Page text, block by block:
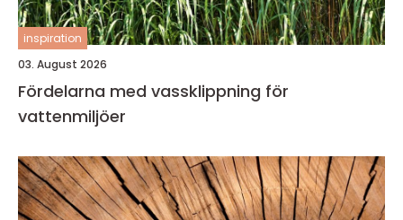
inspiration
03. August 2026
Fördelarna med vassklippning för
vattenmiljöer